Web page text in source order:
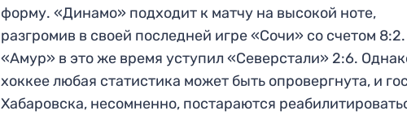
форму. «Динамо» подходит к матчу на высокой ноте,
разгромив в своей последней игре «Сочи» со счетом
«Амур» в это же время уступил «Северстали» 2:6.
хоккее любая статистика может быть опровергнута, и
Хабаровска, несомненно, постараются